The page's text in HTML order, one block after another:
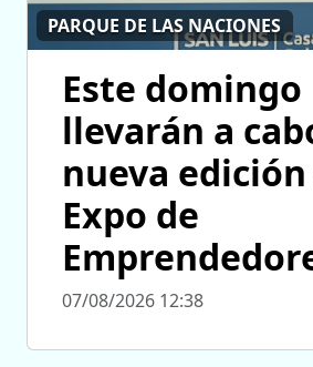
PARQUE DE LAS NACIONES
Este domingo
llevarán a
nueva
Expo de
07/08/2026 12:38